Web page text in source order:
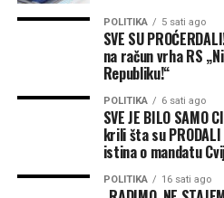
“Ovu tezu, da
navodno, grad
kredit za novi
rezervoara
postojeći bio
kapaciteta da
POLITIKA 5 sati ago
SVE SU
na račun vrha RS
Republiku!“
POLITIKA 6 sati ago
SVE JE BILO SAMO
krili šta su
istina o mandatu
POLITIKA 16 sati ago